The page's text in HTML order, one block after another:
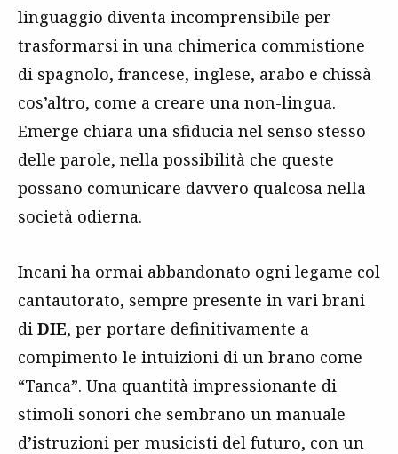
linguaggio diventa incomprensibile per
trasformarsi in una chimerica commistione
di spagnolo, francese, inglese, arabo e chissà
cos’altro, come a creare una non-lingua.
Emerge chiara una sfiducia nel senso stesso
delle parole, nella possibilità che queste
possano comunicare davvero qualcosa nella
società odierna.
Incani ha ormai abbandonato ogni legame col
cantautorato, sempre presente in vari brani
di DIE, per portare definitivamente a
compimento le intuizioni di un brano come
“Tanca”. Una quantità impressionante di
stimoli sonori che sembrano un manuale
d’istruzioni per musicisti del futuro, con un